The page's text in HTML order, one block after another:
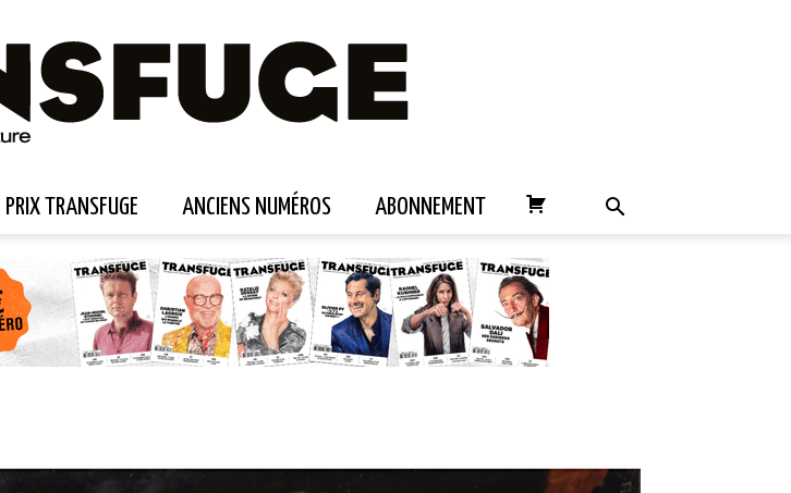
PRIX TRANSFUGE ANCIENS NUMÉROS ABONNEMENT